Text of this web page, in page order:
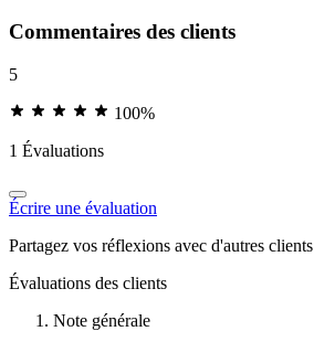
Commentaires des clients
5
100%
1 Évaluations
Écrire une évaluation
Partagez vos réflexions avec d'autres clients
Évaluations des clients
Note générale